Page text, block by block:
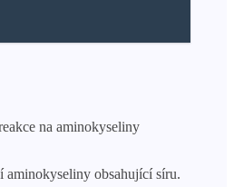
na aminokyseliny
aminokyseliny obsahující síru.